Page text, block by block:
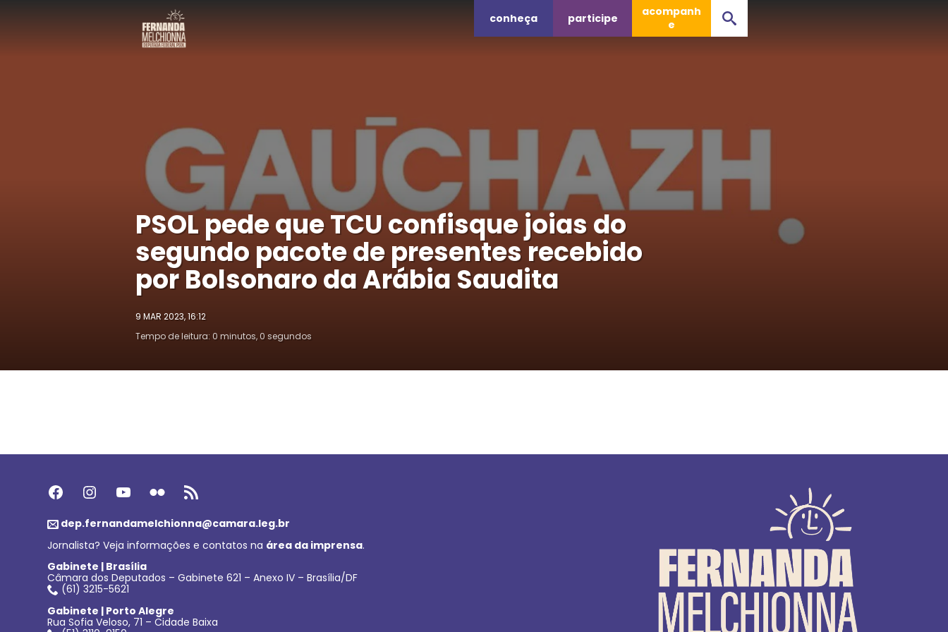
conheça participe
acompanh
e
PSOL pede que TCU confisque joias do
segundo pacote de presentes recebido
por Bolsonaro da Arábia Saudita
9 MAR 2023, 16:12
Tempo de leitura: 0 minutos, 0 segundos
Facebook Instagram Youtube Flickr Feed RSS
dep.fernandamelchionna@camara.leg.br
Jornalista? Veja informações e contatos na área da imprensa.
Gabinete | Brasília
Câmara dos Deputados – Gabinete 621 – Anexo IV – Brasília/DF
(61) 3215-5621
Gabinete | Porto Alegre
Rua Sofia Veloso, 71 – Cidade Baixa